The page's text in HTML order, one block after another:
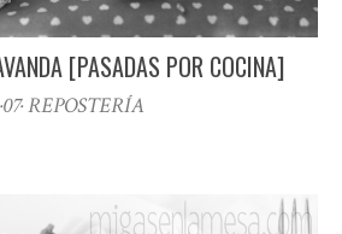
[PASADAS POR COCINA]
·07· REPOSTERÍA